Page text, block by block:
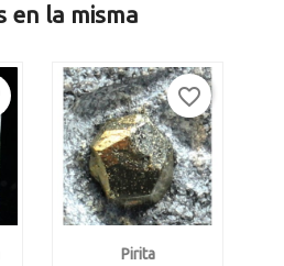
en la misma
Pirita
favorite_border